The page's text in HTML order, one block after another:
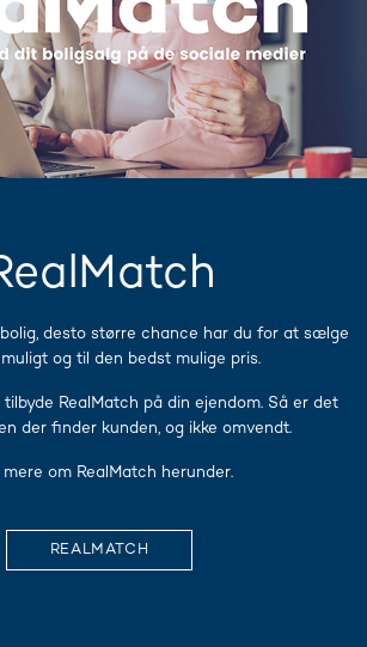
desto større chance har du for at sælge
og til den bedst mulige pris.
RealMatch på din ejendom. Så er det
der finder kunden, og ikke omvendt.
mere om RealMatch herunder.
REALMATCH